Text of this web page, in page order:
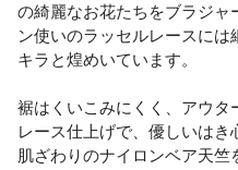
の綺麗なお花たちをブラジャ
ン使いのラッセルレースに
キラと煌めいています。
裾はくいこみにくく、アウタ
レース仕上げで、優しいは
肌ざわりのナイロンベア天